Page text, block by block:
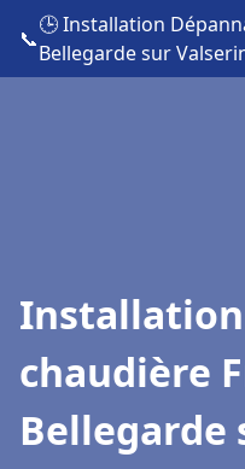
📞
🕒 Installation
Bellegarde sur
chaudière
Bellegarde